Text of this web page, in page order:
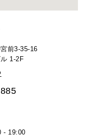
前3-35-16
1-2F
- 19:00